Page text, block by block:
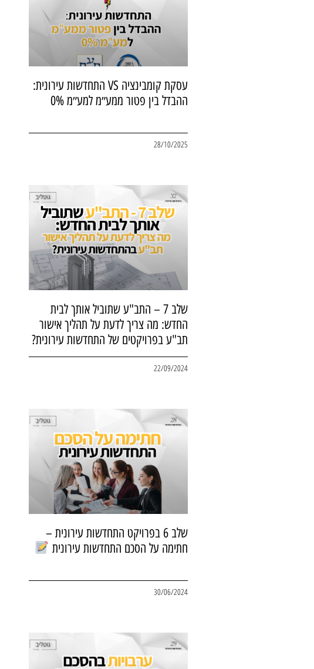
עסקת קומבינציה VS התחדשות עירונית:
ההבדל בין פטור ממע״מ למע״מ 0%
28/10/2025
שלב 7 – התב"ע שתוביל אותך לבית
החדש: מה צריך לדעת על תהליך אישור
תב"ע בפרויקטים של התחדשות עירונית?
22/09/2024
שלב 6 בפרויקט התחדשות עירונית –
חתימה על הסכם התחדשות עירונית
30/06/2024